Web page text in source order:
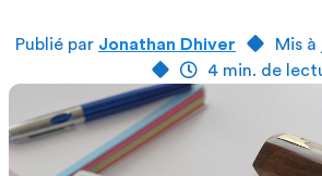
Publié par Jonathan Dhiver
Mis
4 min. de